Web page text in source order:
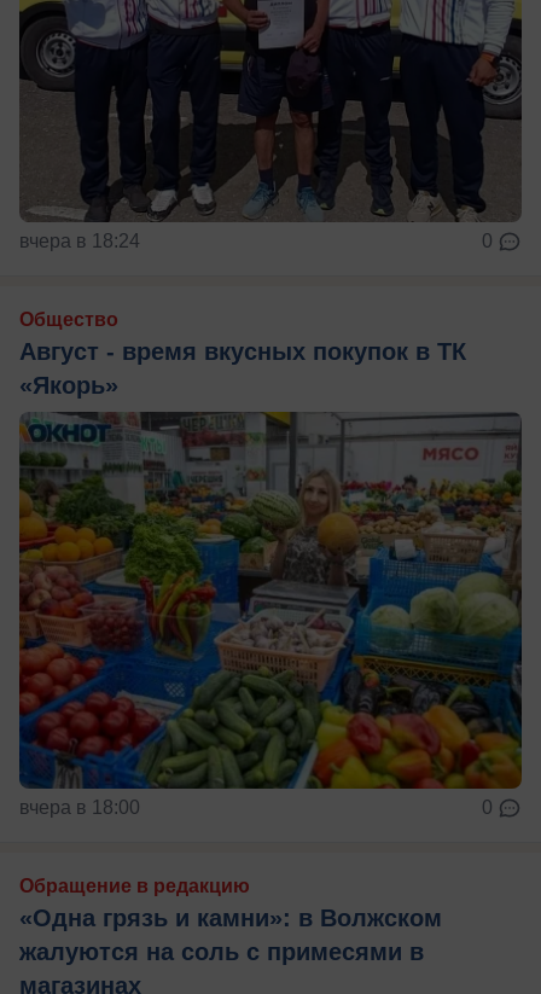
вчера в 18:24 0
Общество
Август - время вкусных покупок в ТК
«Якорь»
вчера в 18:00 0
Обращение в редакцию
«Одна грязь и камни»: в Волжском
жалуются на соль с примесями в
магазинах